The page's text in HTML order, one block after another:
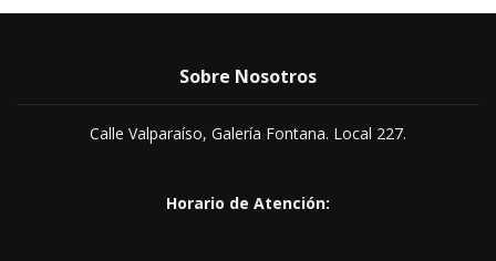
Sobre Nosotros
Calle Valparaíso, Galería Fontana. Local 227.
Horario de Atención: